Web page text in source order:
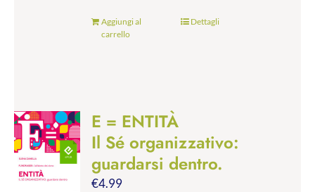
Aggiungi al
carrello
Dettagli
E = ENTITÀ
Il Sé organizzativo:
guardarsi dentro.
€4.99